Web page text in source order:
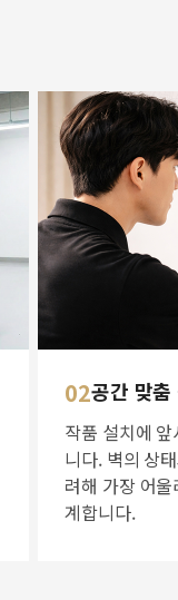
02공간 맞
작품 설치에
니다. 벽의 상
려해 가장 어
계합니다.